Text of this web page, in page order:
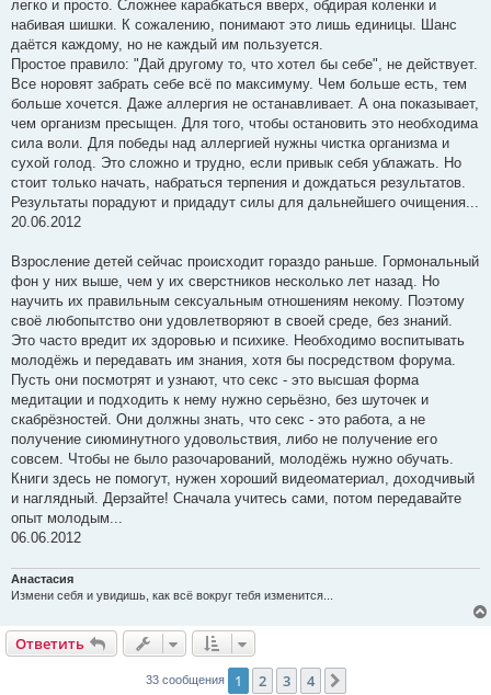
легко и просто. Сложнее карабкаться вверх, обдирая коленки и
набивая шишки. К сожалению, понимают это лишь единицы. Шанс
даётся каждому, но не каждый им пользуется.
Простое правило: "Дай другому то, что хотел бы себе", не действует.
Все норовят забрать себе всё по максимуму. Чем больше есть, тем
больше хочется. Даже аллергия не останавливает. А она показывает,
чем организм пресыщен. Для того, чтобы остановить это необходима
сила воли. Для победы над аллергией нужны чистка организма и
сухой голод. Это сложно и трудно, если привык себя ублажать. Но
стоит только начать, набраться терпения и дождаться результатов.
Результаты порадуют и придадут силы для дальнейшего очищения...
20.06.2012
Взросление детей сейчас происходит гораздо раньше. Гормональный
фон у них выше, чем у их сверстников несколько лет назад. Но
научить их правильным сексуальным отношениям некому. Поэтому
своё любопытство они удовлетворяют в своей среде, без знаний.
Это часто вредит их здоровью и психике. Необходимо воспитывать
молодёжь и передавать им знания, хотя бы посредством форума.
Пусть они посмотрят и узнают, что секс - это высшая форма
медитации и подходить к нему нужно серьёзно, без шуточек и
скабрёзностей. Они должны знать, что секс - это работа, а не
получение сиюминутного удовольствия, либо не получение его
совсем. Чтобы не было разочарований, молодёжь нужно обучать.
Книги здесь не помогут, нужен хороший видеоматериал, доходчивый
и наглядный. Дерзайте! Сначала учитесь сами, потом передавайте
опыт молодым...
06.06.2012
Анастасия
Измени себя и увидишь, как всё вокруг тебя изменится...
Ответить
33 сообщения 1 2 3 4